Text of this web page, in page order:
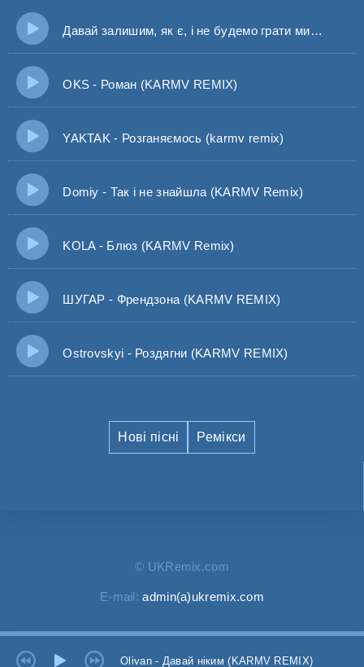
Давай залишим, як є, і не будемо грати ми - Dovi, Averin, Chursanov
OKS - Роман (KARMV REMIX)
YAKTAK - Розганяємось (karmv remix)
Domiy - Так і не знайшла (KARMV Remix)
KOLA - Блюз (KARMV Remix)
ШУГАР - Френдзона (KARMV REMIX)
Ostrovskyi - Роздягни (KARMV REMIX)
Нові пісні Ремікси
© UKRemix.com
E-mail:admin(a)ukremix.com
Olivan - Давай ніким (KARMV REMIX)